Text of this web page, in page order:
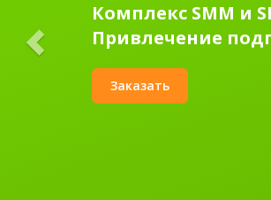
Комплекс SMM и
Привлечение
Заказать